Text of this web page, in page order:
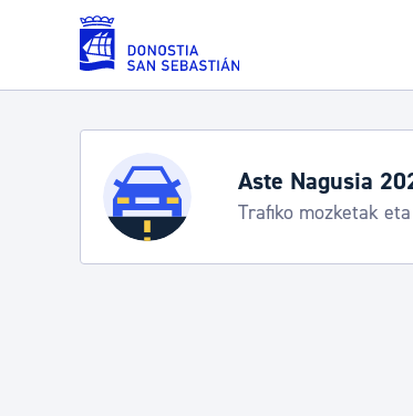
Eduki nagusira joan
Zerbitzuak
Errolda eta gai pertsonalak
Aste Nagusia 2026
Trafiko mozketak eta garraio